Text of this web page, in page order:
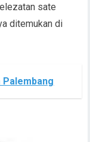
sate
ditemukan di
Palembang